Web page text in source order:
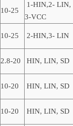
10-25
1-HIN,2- LIN,
3-VCC
10-25 2-HIN,3- LIN
2.8-20 HIN, LIN, SD
10-20 HIN, LIN, SD
10-20 HIN, LIN, SD